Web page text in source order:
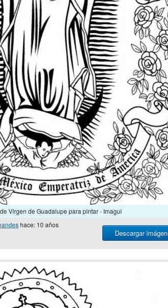
Virgen de Guadalupe para pintar - Imagui
Descargar imágen
hace: 10 años